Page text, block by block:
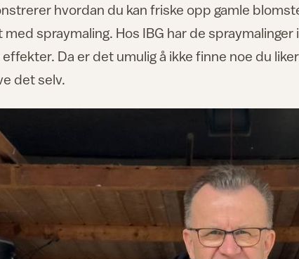
hvordan du kan friske opp gamle
med spraymaling. Hos IBG har de spraymalinger i
effekter. Da er det umulig å ikke finne noe du
det selv.